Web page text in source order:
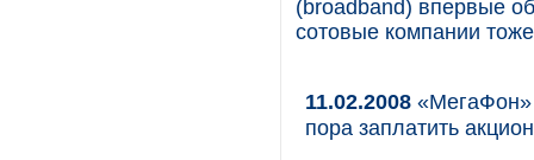
(broadband) впервые
сотовые компании
11.02.2008 «МегаФон»
пора заплатить